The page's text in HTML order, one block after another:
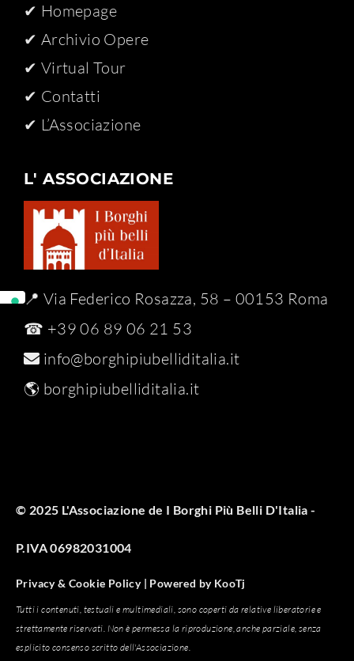
✔ Homepage
✔ Archivio Opere​
✔ Virtual Tour
✔ Contatti
✔ L’Associazione
L' ASSOCIAZIONE
📍 Via Federico Rosazza, 58 – 00153 Roma
☎ +39 06 89 06 21 53
info@borghipiubelliditalia.it
🌎 borghipiubelliditalia.it
© 2025 L'Associazione de I Borghi Più Belli D'Italia -
P.IVA 06982031004
Privacy & Cookie Policy | Powered byKooTj
Tutti i contenuti, testuali e multimediali, sono coperti da relative liberatorie e
strettamente riservati. Non è permessa la riproduzione, anche parziale, senza
esplicito consenso scritto dell'Associazione.